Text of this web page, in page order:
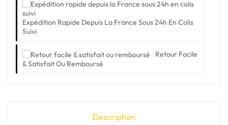
Expédition Rapide Depuis La France Sous 24h En Colis
Suivi
Retour Facile
& Satisfait Ou Remboursé
Description